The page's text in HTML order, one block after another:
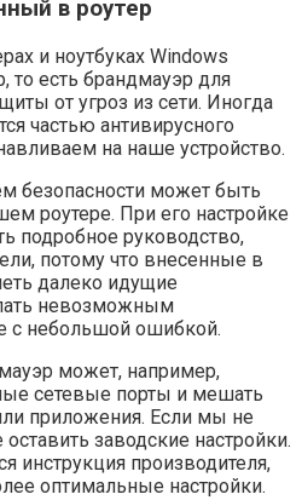
в роутер
и ноутбуках Windows
то есть брандмауэр для
от угроз из сети. Иногда
частью антивирусного
на наше устройство.
безопасности может быть
роутере. При его настройке
подробное руководство,
потому что внесенные в
далеко идущие
невозможным
с небольшой ошибкой.
может, например,
сетевые порты и мешать
приложения. Если мы не
заводские настройки.
инструкция производителя,
оптимальные настройки.